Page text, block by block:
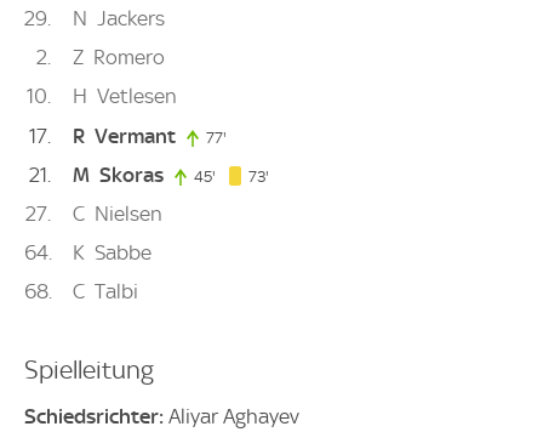
29 N Jackers
2
Z Romero
10
H Vetlesen
17
R Vermant 77'
21 M Skoras 45' 45. minute
73'
27 C Nielsen
64
K Sabbe
68
C Talbi
Spielleitung
Schiedsrichter: Aliyar Aghayev